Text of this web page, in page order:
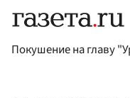
Покушение на главу